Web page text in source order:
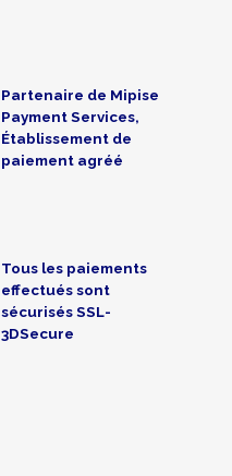
Partenaire de Mipise
Payment Services,
Établissement de
paiement agréé
Tous les paiements
effectués sont
sécurisés SSL-
3DSecure